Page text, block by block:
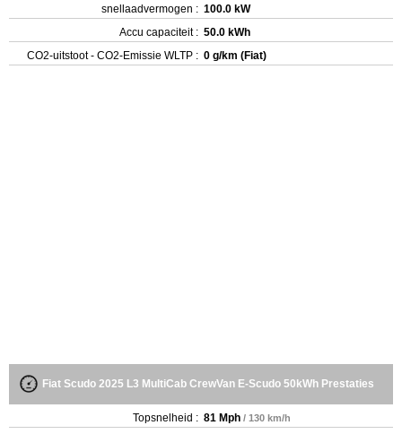
snellaadvermogen : 100.0 kW
Accu capaciteit : 50.0 kWh
CO2-uitstoot - CO2-Emissie WLTP : 0 g/km (Fiat)
Fiat Scudo 2025 L3 MultiCab CrewVan E-Scudo 50kWh Prestaties
Topsnelheid : 81 Mph / 130 km/h